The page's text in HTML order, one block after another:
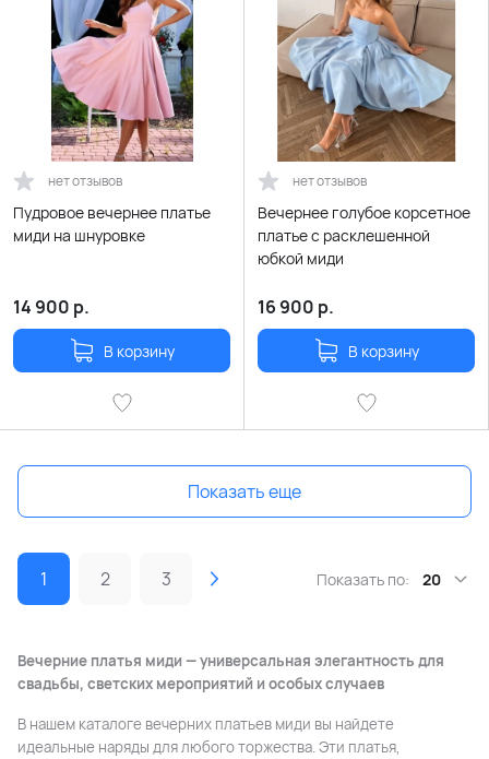
нет отзывов
Пудровое вечернее платье
миди на шнуровке
14 900 р.
В корзину
нет отзывов
Вечернее голубое корсетное
платье с расклешенной
юбкой миди
16 900 р.
В корзину
Показать еще
1 2 3 Показать по: 20
Вечерние платья миди — универсальная элегантность для
свадьбы, светских мероприятий и особых случаев
В нашем каталоге вечерних платьев миди вы найдете
идеальные наряды для любого торжества. Эти платья,